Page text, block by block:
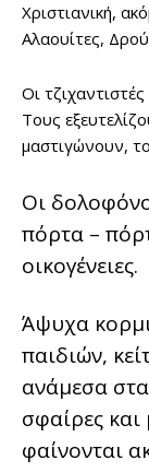
Χριστιανική,
Αλαουίτες,
Οι
Τους
μαστιγώνουν,
Οι
πόρτα –
οικογένειες.
Άψυχα
παιδιών,
ανάμεσα
σφαίρες
φαίνονται